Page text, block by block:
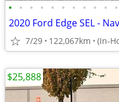
• • • • • • • • • • •
7/29 122,067km
$25,888